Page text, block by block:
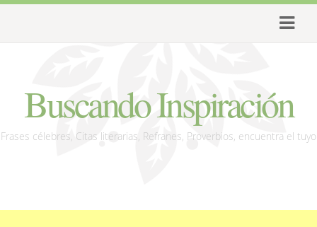
Buscando Inspiración
Frases célebres, Citas literarias, Refranes, Proverbios, encuentra el tuyo